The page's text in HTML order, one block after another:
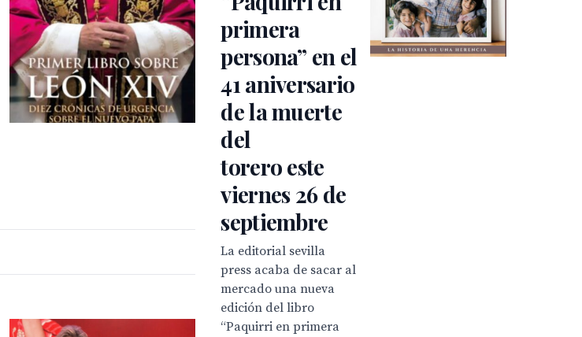
primera
persona” en el
41 aniversario
de la muerte
del
torero este
viernes 26 de
septiembre
La editorial sevilla
press acaba de sacar al
mercado una nueva
edición del libro
“Paquirri en primera